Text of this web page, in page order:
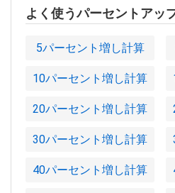
よく使うパーセントアッ
5パーセント増し計算
10パーセント増し計算
20パーセント増し計算
30パーセント増し計算
40パーセント増し計算